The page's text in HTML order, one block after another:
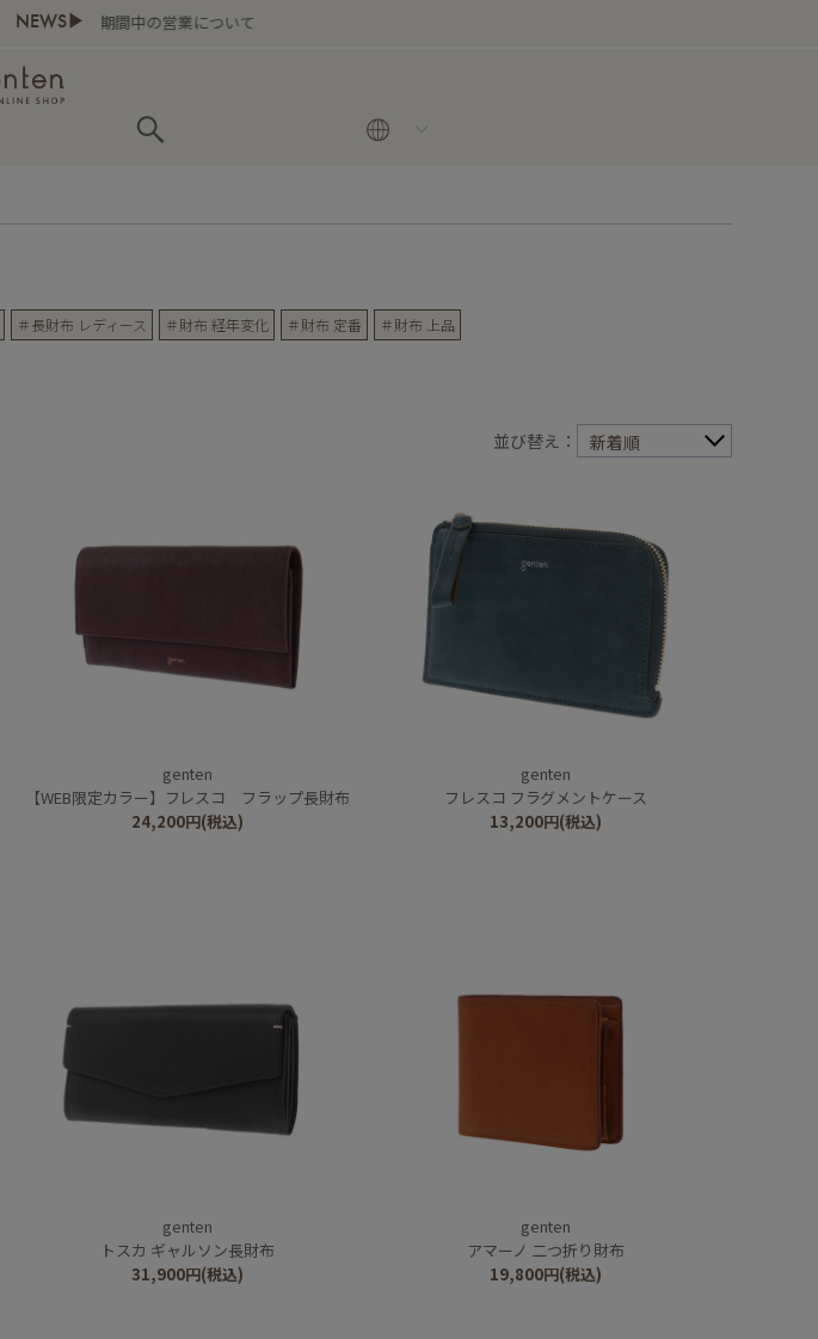
NEWS▶
＃長財布 レディース ＃財布 経年変化 ＃財布 定番 ＃財布 上品
並び替え： 新着順
genten
【WEB限定カラー】フレスコ フラップ長財布
24,200円(税込)
genten
フレスコ フラグメントケース
13,200円(税込)
genten
トスカ ギャルソン長財布
31,900円(税込)
genten
アマーノ 二つ折り財布
19,800円(税込)